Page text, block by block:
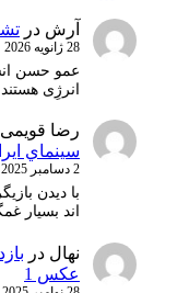
آرش در
28 ژانویه 2026
عمو حسن
انرژِی
رضا قویمی
سينماي
2 دسامبر 2025
با دیدن
اند بسیار
نهال در
عکس 1